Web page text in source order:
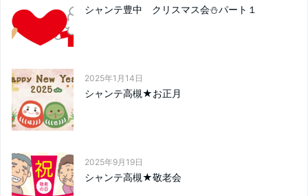
シャンテ豊中 クリスマス会⛄パート１
2025年1月14日
シャンテ高槻★お正月
2025年9月19日
シャンテ高槻★敬老会